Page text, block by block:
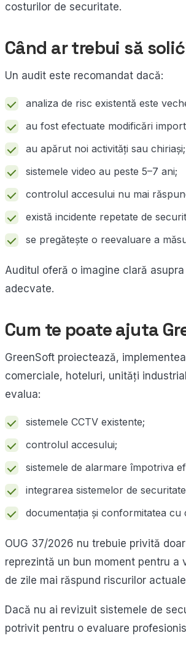
costurilor de securitate.
Când ar trebui să
Un audit este recomandat dacă:
analiza de risc existentă este
au fost efectuate modificări
au apărut noi activități sau chiriași;
sistemele video au peste 5–7 ani;
controlul accesului nu mai
există incidente repetate de
se pregătește o reevaluare a
Auditul oferă o imagine clară
adecvate.
Cum te poate ajuta
GreenSoft proiectează,
comerciale, hoteluri, unități
evalua:
sistemele CCTV existente;
controlul accesului;
sistemele de alarmare împotriva
integrarea sistemelor de
documentația și conformitatea cu
OUG 37/2026 nu trebuie privită
reprezintă un bun moment pentru
de zile mai răspund riscurilor
Dacă nu ai revizuit sistemele de
potrivit pentru o evaluare